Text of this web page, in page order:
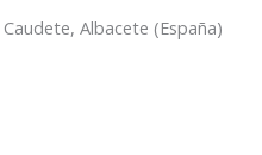
Albacete (España)